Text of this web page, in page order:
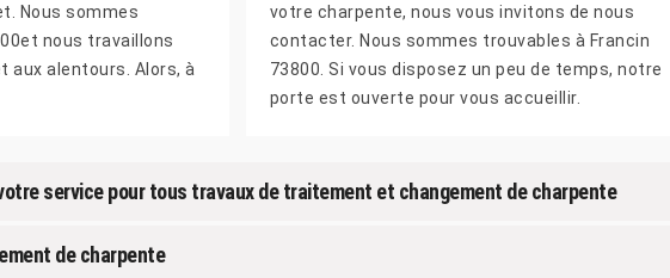
Nous sommes
nous travaillons
aux alentours. Alors, à
votre charpente, nous vous invitons de nous
contacter. Nous sommes trouvables à Francin
73800. Si vous disposez un peu de temps, notre
porte est ouverte pour vous accueillir.
service pour tous travaux de traitement et changement de charpente
de charpente